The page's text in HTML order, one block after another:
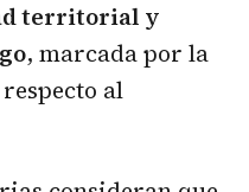
territorial y
, marcada por la
al